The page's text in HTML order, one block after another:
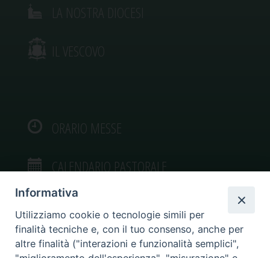
IL VESCOVO
ORARIO MESSE
CALENDARIO PASTORALE
VIDEOGALLERY
Informativa
Utilizziamo cookie o tecnologie simili per
finalità tecniche e, con il tuo consenso, anche per
altre finalità ("interazioni e funzionalità semplici",